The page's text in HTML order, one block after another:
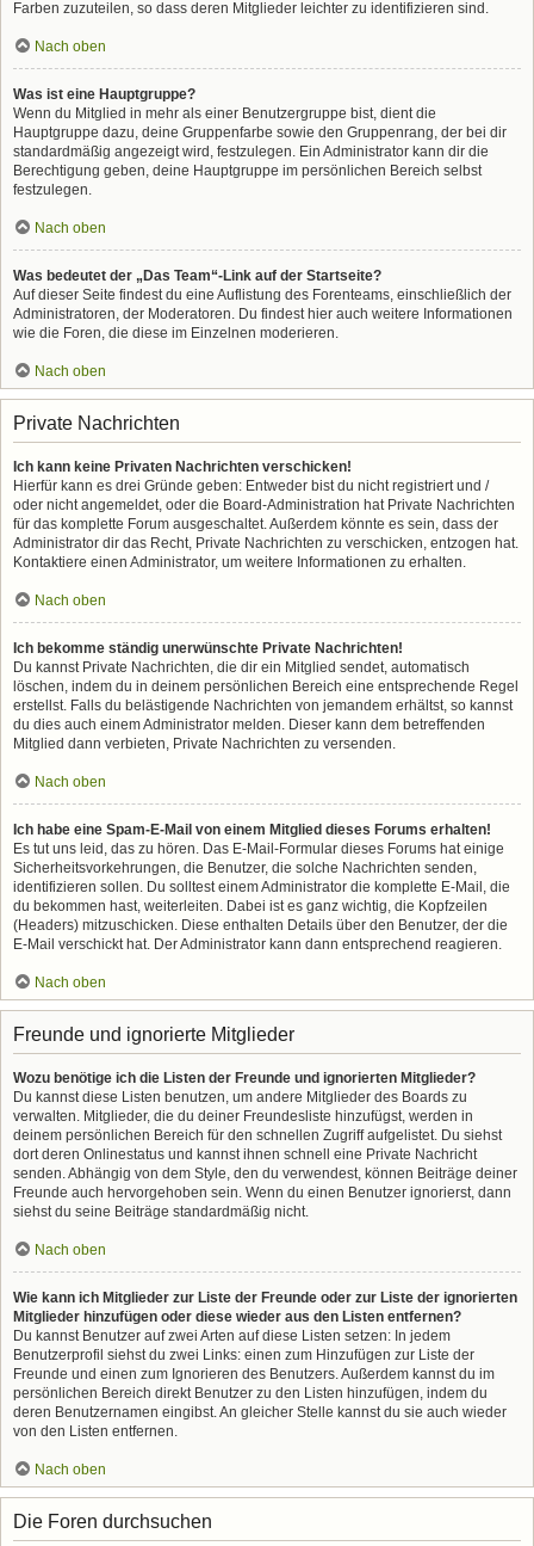
Farben zuzuteilen, so dass deren Mitglieder leichter zu identifizieren sind.
Nach oben
Was ist eine Hauptgruppe?
Wenn du Mitglied in mehr als einer Benutzergruppe bist, dient die
Hauptgruppe dazu, deine Gruppenfarbe sowie den Gruppenrang, der bei dir
standardmäßig angezeigt wird, festzulegen. Ein Administrator kann dir die
Berechtigung geben, deine Hauptgruppe im persönlichen Bereich selbst
festzulegen.
Nach oben
Was bedeutet der „Das Team“-Link auf der Startseite?
Auf dieser Seite findest du eine Auflistung des Forenteams, einschließlich der
Administratoren, der Moderatoren. Du findest hier auch weitere Informationen
wie die Foren, die diese im Einzelnen moderieren.
Nach oben
Private Nachrichten
Ich kann keine Privaten Nachrichten verschicken!
Hierfür kann es drei Gründe geben: Entweder bist du nicht registriert und /
oder nicht angemeldet, oder die Board-Administration hat Private Nachrichten
für das komplette Forum ausgeschaltet. Außerdem könnte es sein, dass der
Administrator dir das Recht, Private Nachrichten zu verschicken, entzogen hat.
Kontaktiere einen Administrator, um weitere Informationen zu erhalten.
Nach oben
Ich bekomme ständig unerwünschte Private Nachrichten!
Du kannst Private Nachrichten, die dir ein Mitglied sendet, automatisch
löschen, indem du in deinem persönlichen Bereich eine entsprechende Regel
erstellst. Falls du belästigende Nachrichten von jemandem erhältst, so kannst
du dies auch einem Administrator melden. Dieser kann dem betreffenden
Mitglied dann verbieten, Private Nachrichten zu versenden.
Nach oben
Ich habe eine Spam-E-Mail von einem Mitglied dieses Forums erhalten!
Es tut uns leid, das zu hören. Das E-Mail-Formular dieses Forums hat einige
Sicherheitsvorkehrungen, die Benutzer, die solche Nachrichten senden,
identifizieren sollen. Du solltest einem Administrator die komplette E-Mail, die
du bekommen hast, weiterleiten. Dabei ist es ganz wichtig, die Kopfzeilen
(Headers) mitzuschicken. Diese enthalten Details über den Benutzer, der die
E-Mail verschickt hat. Der Administrator kann dann entsprechend reagieren.
Nach oben
Freunde und ignorierte Mitglieder
Wozu benötige ich die Listen der Freunde und ignorierten Mitglieder?
Du kannst diese Listen benutzen, um andere Mitglieder des Boards zu
verwalten. Mitglieder, die du deiner Freundesliste hinzufügst, werden in
deinem persönlichen Bereich für den schnellen Zugriff aufgelistet. Du siehst
dort deren Onlinestatus und kannst ihnen schnell eine Private Nachricht
senden. Abhängig von dem Style, den du verwendest, können Beiträge deiner
Freunde auch hervorgehoben sein. Wenn du einen Benutzer ignorierst, dann
siehst du seine Beiträge standardmäßig nicht.
Nach oben
Wie kann ich Mitglieder zur Liste der Freunde oder zur Liste der ignorierten
Mitglieder hinzufügen oder diese wieder aus den Listen entfernen?
Du kannst Benutzer auf zwei Arten auf diese Listen setzen: In jedem
Benutzerprofil siehst du zwei Links: einen zum Hinzufügen zur Liste der
Freunde und einen zum Ignorieren des Benutzers. Außerdem kannst du im
persönlichen Bereich direkt Benutzer zu den Listen hinzufügen, indem du
deren Benutzernamen eingibst. An gleicher Stelle kannst du sie auch wieder
von den Listen entfernen.
Nach oben
Die Foren durchsuchen